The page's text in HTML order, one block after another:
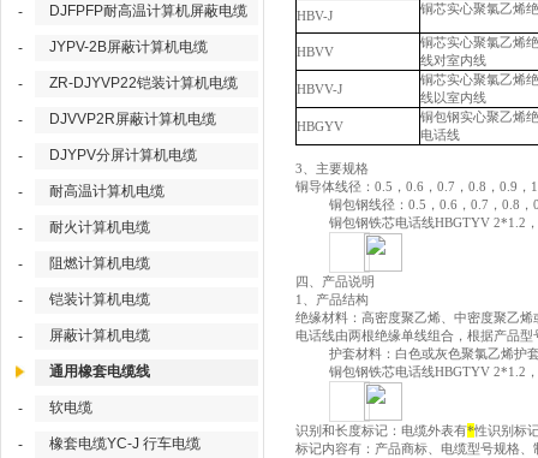
- DJFPFP耐高温计算机屏蔽电缆
- JYPV-2B屏蔽计算机电缆
- ZR-DJYVP22铠装计算机电缆
- DJVVP2R屏蔽计算机电缆
- DJYPV分屏计算机电缆
- 耐高温计算机电缆
- 耐火计算机电缆
- 阻燃计算机电缆
- 铠装计算机电缆
- 屏蔽计算机电缆
通用橡套电缆线
- 软电缆
- 橡套电缆YC-J 行车电缆
HBV-J 铜芯实心聚氯乙烯
HBVV
铜芯实心聚氯乙烯
线对室内线
HBVV-J
铜芯实心聚氯乙烯
线以室内线
HBGYV
铜包钢实心聚乙烯
电话线
3、主要规格
铜导体线径： 0.5，0.6，0.7，0.8，0.9，
铜包钢线径： 0.5，0.6，0.7，0.8
铜包钢铁芯电话线HBGTYV 2*1.2
四、产品说明
1、产品结构
绝缘材料：高密度聚乙烯、中密度聚乙
电话线由两根绝缘单线组合，根据产品
护套材料：白色或灰色聚氯乙烯护
铜包钢铁芯电话线HBGTYV 2*1.2
识别和长度标记：电缆外表有*性识别标
标记内容有：产品商标、电缆型号规格、